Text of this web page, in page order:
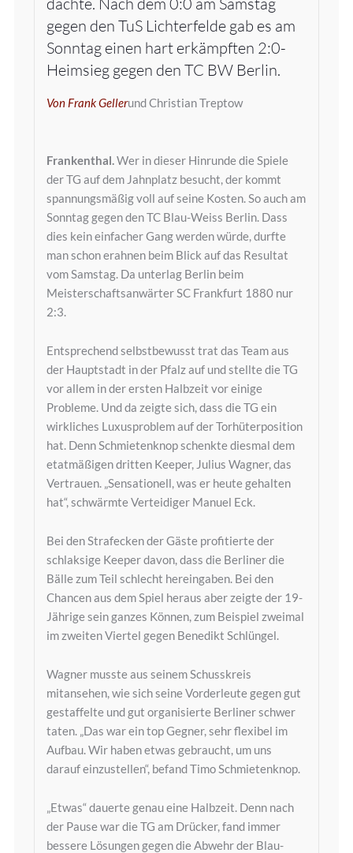
gegen den TuS Lichterfelde gab es am
Sonntag einen hart erkämpften 2:0-
Heimsieg gegen den TC BW Berlin.
Von Frank Gellerund Christian Treptow
Frankenthal.Wer in dieser Hinrunde die Spiele
der TG auf dem Jahnplatz besucht, der kommt
spannungsmäßig voll auf seine Kosten. So auch am
Sonntag gegen den TC Blau-Weiss Berlin. Dass
dies kein einfacher Gang werden würde, durfte
man schon erahnen beim Blick auf das Resultat
vom Samstag. Da unterlag Berlin beim
Meisterschaftsanwärter SC Frankfurt 1880 nur
2:3.
Entsprechend selbstbewusst trat das Team aus
der Hauptstadt in der Pfalz auf und stellte die TG
vor allem in der ersten Halbzeit vor einige
Probleme. Und da zeigte sich, dass die TG ein
wirkliches Luxusproblem auf der Torhüterposition
hat. Denn Schmietenknop schenkte diesmal dem
etatmäßigen dritten Keeper, Julius Wagner, das
Vertrauen. „Sensationell, was er heute gehalten
hat“, schwärmte Verteidiger Manuel Eck.
Bei den Strafecken der Gäste profitierte der
schlaksige Keeper davon, dass die Berliner die
Bälle zum Teil schlecht hereingaben. Bei den
Chancen aus dem Spiel heraus aber zeigte der 19-
Jährige sein ganzes Können, zum Beispiel zweimal
im zweiten Viertel gegen Benedikt Schlüngel.
Wagner musste aus seinem Schusskreis
mitansehen, wie sich seine Vorderleute gegen gut
gestaffelte und gut organisierte Berliner schwer
taten. „Das war ein top Gegner, sehr flexibel im
Aufbau. Wir haben etwas gebraucht, um uns
darauf einzustellen“, befand Timo Schmietenknop.
„Etwas“ dauerte genau eine Halbzeit. Denn nach
der Pause war die TG am Drücker, fand immer
bessere Lösungen gegen die Abwehr der Blau-